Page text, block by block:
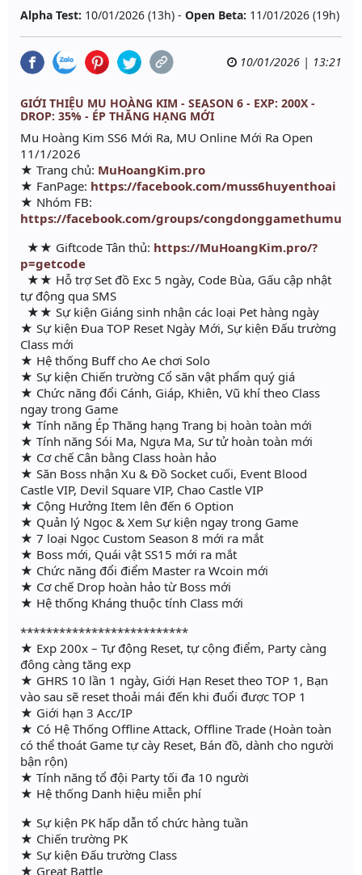
Alpha Test: 10/01/2026 (13h) - Open Beta: 11/01/2026 (19h)
10/01/2026 | 13:21
GIỚI THIỆU MU HOÀNG KIM - SEASON 6 - EXP: 200X -
DROP: 35% - ÉP THĂNG HẠNG MỚI
Mu Hoàng Kim SS6 Mới Ra, MU Online Mới Ra Open
11/1/2026
★ Trang chủ: MuHoangKim.pro
★ FanPage: https://facebook.com/muss6huyenthoai
★ Nhóm FB:
https://facebook.com/groups/congdonggamethumu
★★ Giftcode Tân thủ: https://MuHoangKim.pro/?
p=getcode
★★ Hỗ trợ Set đồ Exc 5 ngày, Code Bùa, Gấu cập nhật
tự động qua SMS
★★ Sự kiện Giáng sinh nhận các loại Pet hàng ngày
★ Sự kiện Đua TOP Reset Ngày Mới, Sự kiện Đấu trường
Class mới
★ Hệ thống Buff cho Ae chơi Solo
★ Sự kiện Chiến trường Cổ săn vật phẩm quý giá
★ Chức năng đổi Cánh, Giáp, Khiên, Vũ khí theo Class
ngay trong Game
★ Tính năng Ép Thăng hạng Trang bị hoàn toàn mới
★ Tính năng Sói Ma, Ngựa Ma, Sư tử hoàn toàn mới
★ Cơ chế Cân bằng Class hoàn hảo
★ Săn Boss nhận Xu & Đồ Socket cuối, Event Blood
Castle VIP, Devil Square VIP, Chao Castle VIP
★ Cộng Hưởng Item lên đến 6 Option
★ Quản lý Ngọc & Xem Sự kiện ngay trong Game
★ 7 loại Ngọc Custom Season 8 mới ra mắt
★ Boss mới, Quái vật SS15 mới ra mắt
★ Chức năng đổi điểm Master ra Wcoin mới
★ Cơ chế Drop hoàn hảo từ Boss mới
★ Hệ thống Kháng thuộc tính Class mới
**************************
★ Exp 200x – Tự động Reset, tự cộng điểm, Party càng
đông càng tăng exp
★ GHRS 10 lần 1 ngày, Giới Hạn Reset theo TOP 1, Bạn
vào sau sẽ reset thoải mái đến khi đuổi được TOP 1
★ Giới hạn 3 Acc/IP
★ Có Hệ Thống Offline Attack, Offline Trade (Hoàn toàn
có thể thoát Game tự cày Reset, Bán đồ, dành cho người
bận rộn)
★ Tính năng tổ đội Party tối đa 10 người
★ Hệ thống Danh hiệu miễn phí
★ Sự kiện PK hấp dẫn tổ chức hàng tuần
★ Chiến trường PK
★ Sự kiện Đấu trường Class
★ Great Battle